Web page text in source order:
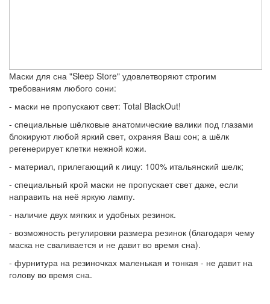
Маски для сна "Sleep Store" удовлетворяют строгим
требованиям любого сони:
- маски не пропускают свет: Total BlackOut!
- специальные шёлковые анатомические валики под глазами
блокируют любой яркий свет, охраняя Ваш сон; а шёлк
регенерирует клетки нежной кожи.
- материал, прилегающий к лицу: 100% итальянский шелк;
- специальный крой маски не пропускает свет даже, если
направить на неё яркую лампу.
- наличие двух мягких и удобных резинок.
- возможность регулировки размера резинок (благодаря чему
маска не сваливается и не давит во время сна).
- фурнитура на резиночках маленькая и тонкая - не давит на
голову во время сна.